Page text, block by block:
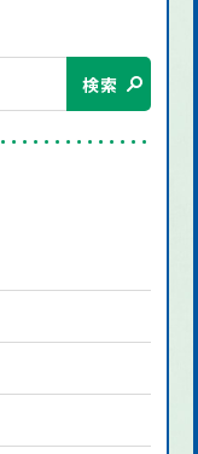
検索